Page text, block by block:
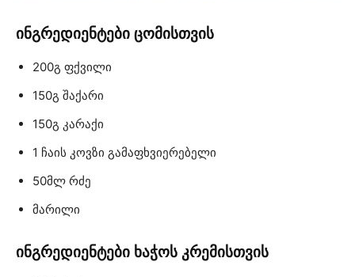
ინგრედიენტები ცომისთვის
200გ ფქვილი
150გ შაქარი
150გ კარაქი
1 ჩაის კოვზი გამაფხვიერებელი
50მლ რძე
მარილი
ინგრედიენტები ხაჭოს კრემისთვის